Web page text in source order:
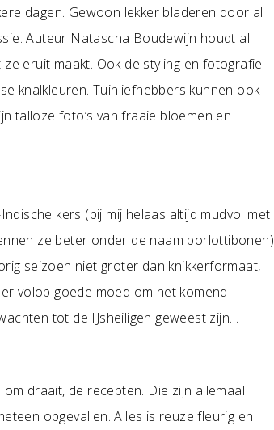
dagen. Gewoon lekker bladeren door al
Auteur Natascha Boudewijn houdt al
eruit maakt. Ook de styling en fotografie
knalkleuren. Tuinliefhebbers kunnen ook
talloze foto’s van fraaie bloemen en
kers (bij mij helaas altijd mudvol met
ze beter onder de naam borlottibonen)
seizoen niet groter dan knikkerformaat,
volop goede moed om het komend
tot de IJsheiligen geweest zijn…
draait, de recepten. Die zijn allemaal
opgevallen. Alles is reuze fleurig en